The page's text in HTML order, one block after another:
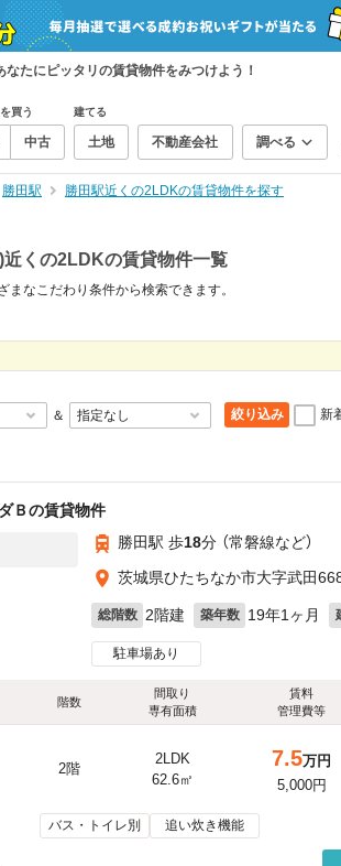
たにピッタリの賃貸物件をみつけよう！
買う
中古
建てる
土地 不動産会社 調べる
勝田駅 勝田駅近くの2LDKの賃貸物件を探す
近くの2LDKの賃貸物件一覧
まなこだわり条件から検索できます。
＆ 絞り込み 新
Ｂの賃貸物件
勝田駅 歩18分 （常磐線など）
茨城県ひたちなか市大字武田
総階数 2階建 築年数 19年1ヶ月
駐車場あり
階数
間取り
専有面積
賃料
管理費等
2階
2LDK
62.6㎡
7.5万円
5,000円
バス・トイレ別 追い炊き機能